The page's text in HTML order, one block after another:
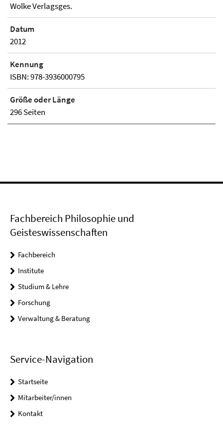
Wolke Verlagsges.
Datum
2012
Kennung
ISBN: 978-3936000795
Größe oder Länge
296 Seiten
Fachbereich Philosophie und
Geisteswissenschaften
Fachbereich
Institute
Studium & Lehre
Forschung
Verwaltung & Beratung
Service-Navigation
Startseite
Mitarbeiter/innen
Kontakt